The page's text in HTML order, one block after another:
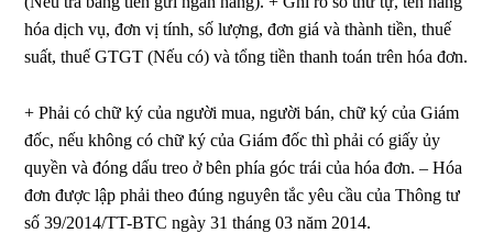
hóa dịch vụ, đơn vị tính, số lượng, đơn giá và thành tiền, thuế
suất, thuế GTGT (Nếu có) và tổng tiền thanh toán trên hóa đơn.
+ Phải có chữ ký của người mua, người bán, chữ ký của Giám
đốc, nếu không có chữ ký của Giám đốc thì phải có giấy ủy
quyền và đóng dấu treo ở bên phía góc trái của hóa đơn. – Hóa
đơn được lập phải theo đúng nguyên tắc yêu cầu của Thông tư
số 39/2014/TT-BTC ngày 31 tháng 03 năm 2014.